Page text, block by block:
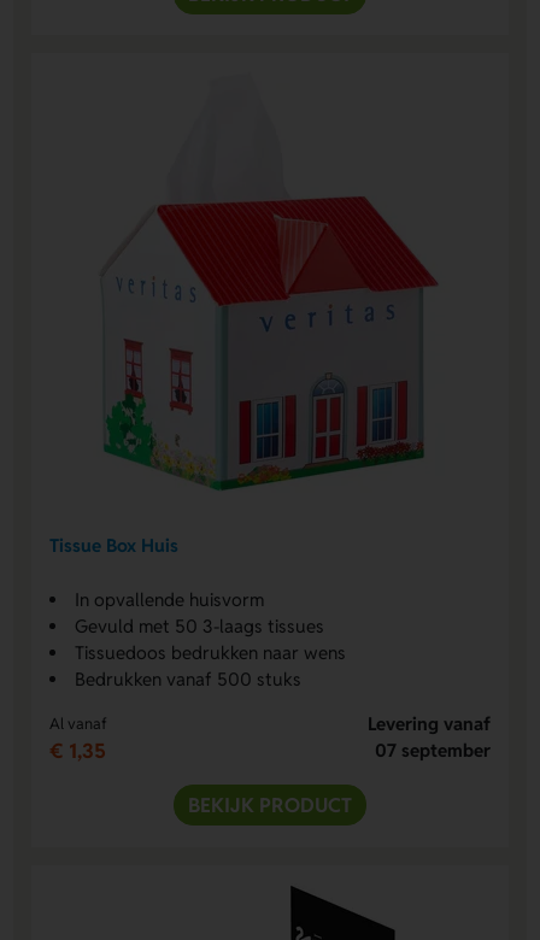
Tissue Box Huis
In opvallende huisvorm
Gevuld met 50 3-laags tissues
Tissuedoos bedrukken naar wens
Bedrukken vanaf 500 stuks
Al vanaf
€ 1,35
Levering vanaf
07 september
BEKIJK PRODUCT